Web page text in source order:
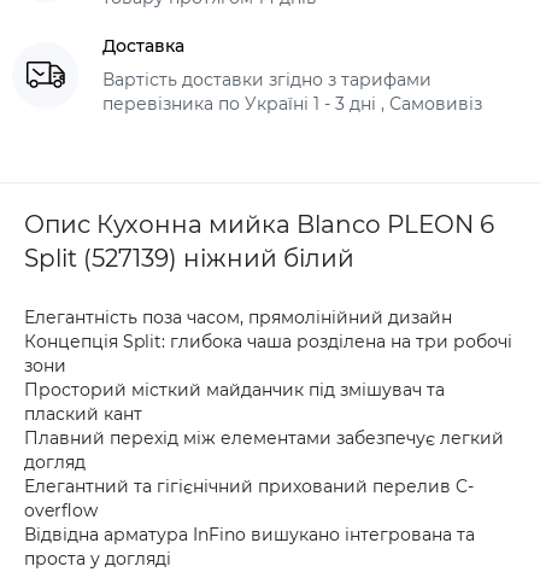
Доставка
Вартість доставки згідно з тарифами
перевізника по Україні 1 - 3 дні , Самовивіз
Опис Кухонна мийка Blanco PLEON 6
Split (527139) ніжний білий
Елегантність поза часом, прямолінійний дизайн
Концепція Split: глибока чаша розділена на три робочі
зони
Просторий місткий майданчик під змішувач та
плаский кант
Плавний перехід між елементами забезпечує легкий
догляд
Елегантний та гігієнічний прихований перелив C-
overflow
Відвідна арматура InFino вишукано інтегрована та
проста у догляді